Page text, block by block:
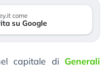
come
su Google
capitale di Generali